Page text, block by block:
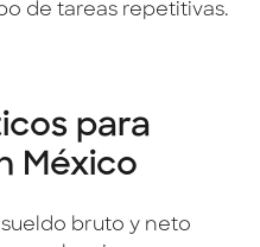
de tareas repetitivas.
para
México
bruto y neto